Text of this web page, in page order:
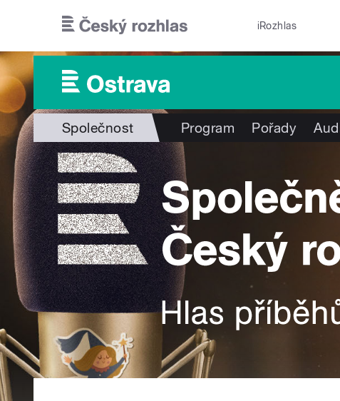
iRozhlas
Společnost Program Pořady